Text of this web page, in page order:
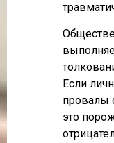
Если
провалы
это